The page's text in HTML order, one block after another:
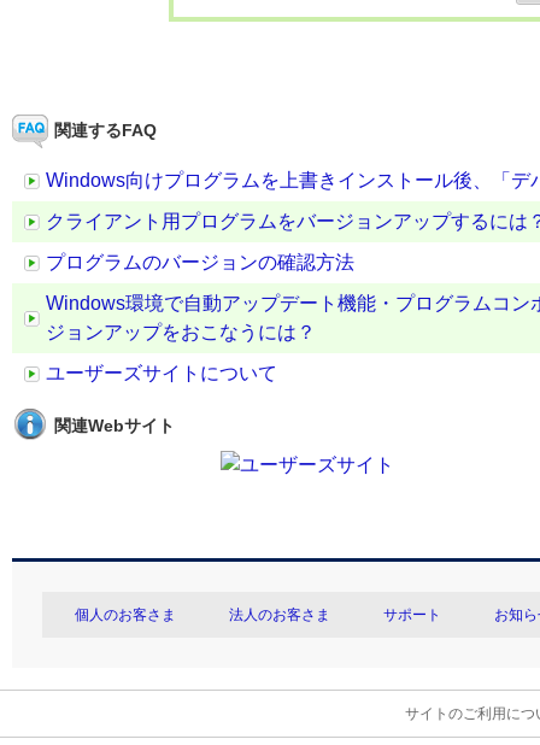
関連するFAQ
Windows向けプログラムを上書きインストール後、「
クライアント用プログラムをバージョンアップするには
プログラムのバージョンの確認方法
Windows環境で自動アップデート機能・プログラムコ
ジョンアップをおこなうには？
ユーザーズサイトについて
関連Webサイト
個人のお客さま 法人のお客さま サポート お知
サイトのご利用につ